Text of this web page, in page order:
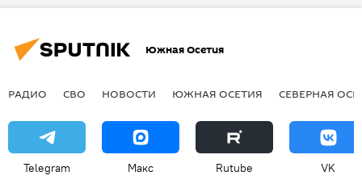
Южная Осетия
РАДИО СВО НОВОСТИ ЮЖНАЯ ОСЕТИЯ СЕВЕРНАЯ
Telegram Макс Rutube VK